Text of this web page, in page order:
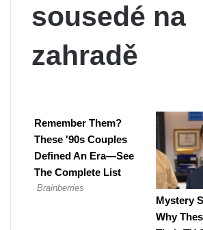
sousedé na
zahradě